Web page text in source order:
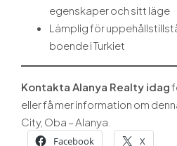
egenskaper och sitt läge
Lämplig för
boende i Turkiet
Kontakta Alanya Realty idag
eller få mer information om
City, Oba – Alanya.
Facebook X